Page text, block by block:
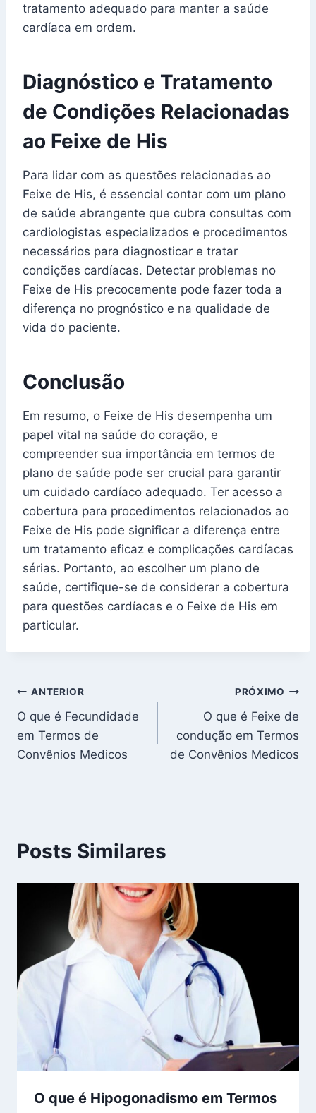
tratamento adequado para manter a saúde
cardíaca em ordem.
Diagnóstico e Tratamento
de Condições Relacionadas
ao Feixe de His
Para lidar com as questões relacionadas ao
Feixe de His, é essencial contar com um plano
de saúde abrangente que cubra consultas com
cardiologistas especializados e procedimentos
necessários para diagnosticar e tratar
condições cardíacas. Detectar problemas no
Feixe de His precocemente pode fazer toda a
diferença no prognóstico e na qualidade de
vida do paciente.
Conclusão
Em resumo, o Feixe de His desempenha um
papel vital na saúde do coração, e
compreender sua importância em termos de
plano de saúde pode ser crucial para garantir
um cuidado cardíaco adequado. Ter acesso a
cobertura para procedimentos relacionados ao
Feixe de His pode significar a diferença entre
um tratamento eficaz e complicações cardíacas
sérias. Portanto, ao escolher um plano de
saúde, certifique-se de considerar a cobertura
para questões cardíacas e o Feixe de His em
particular.
Navegação
de
Post
ANTERIOR
O que é Fecundidade
em Termos de
Convênios Medicos
PRÓXIMO
O que é Feixe de
condução em Termos
de Convênios Medicos
Posts Similares
O que é Hipogonadismo em Termos